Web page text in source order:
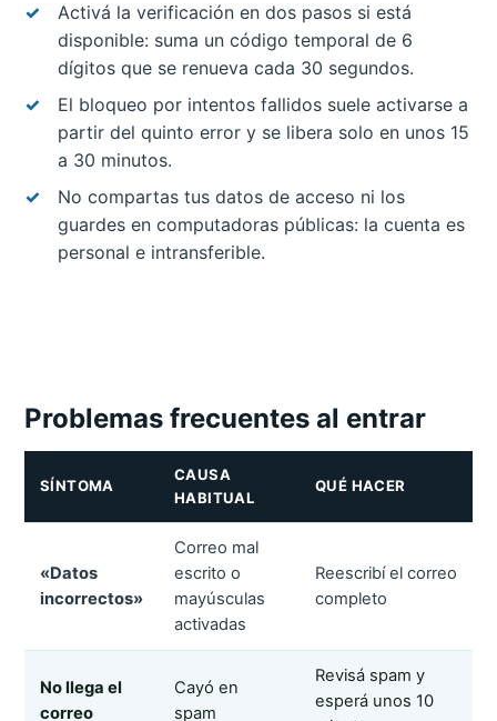
Activá la verificación en dos pasos si está
disponible: suma un código temporal de 6
dígitos que se renueva cada 30 segundos.
El bloqueo por intentos fallidos suele activarse a
partir del quinto error y se libera solo en unos 15
a 30 minutos.
No compartas tus datos de acceso ni los
guardes en computadoras públicas: la cuenta es
personal e intransferible.
Problemas frecuentes al entrar
SÍNTOMA
CAUSA
HABITUAL
QUÉ HACER
«Datos
incorrectos»
Correo mal
escrito o
mayúsculas
activadas
Reescribí el correo
completo
No llega el
correo
Cayó en
spam
Revisá spam y
esperá unos 10